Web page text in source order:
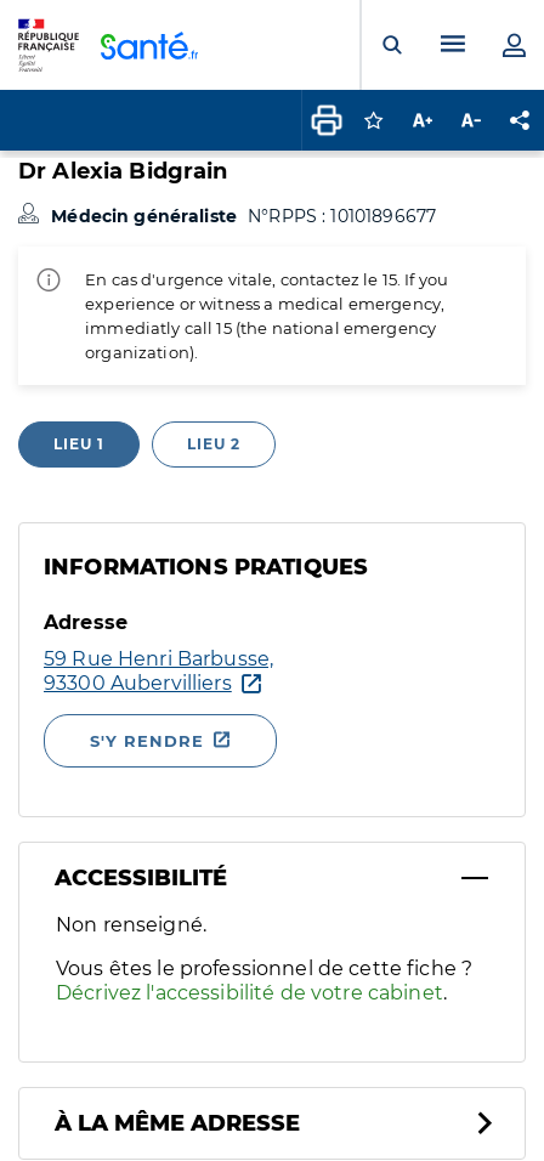
Ouvrir laMenu
Connectez-vous
Augmenter la
Dr Alexia Bidgrain
Médecin généraliste N°RPPS : 10101896677
En cas d'urgence vitale, contactez le 15. If you
experience or witness a medical emergency,
immediatly call 15 (the national emergency
organization).
LIEU 1 LIEU 2
INFORMATIONS PRATIQUES
Adresse
59 Rue Henri Barbusse,
93300 Aubervilliers
S'Y RENDRE
ACCESSIBILITÉ
Filtres
Sélectionnez un ou plusieurs handicaps/besoins
Non renseigné.
Vous êtes le professionnel de cette fiche ?
Décrivez l'accessibilité de votre cabinet.
À LA MÊME ADRESSE